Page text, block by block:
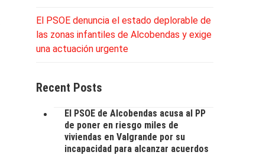
El PSOE denuncia el estado deplorable de
las zonas infantiles de Alcobendas y exige
una actuación urgente
Recent Posts
El PSOE de Alcobendas acusa al PP
de poner en riesgo miles de
viviendas en Valgrande por su
incapacidad para alcanzar acuerdos